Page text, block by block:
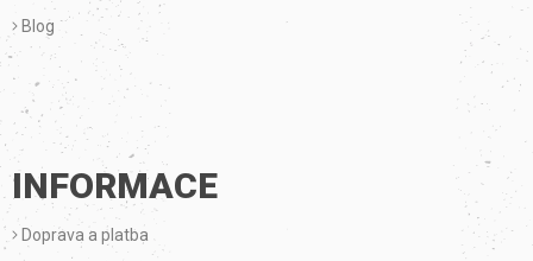
Blog
INFORMACE
Doprava a platba